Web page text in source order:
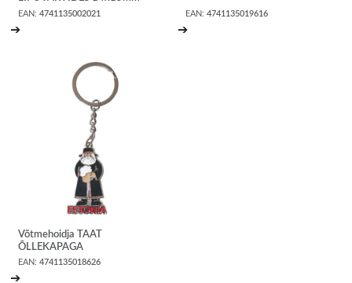
EAN:4741135002021
➔
EAN:4741135019616
➔
Võtmehoidja TAAT
ÕLLEKAPAGA
EAN:4741135018626
➔